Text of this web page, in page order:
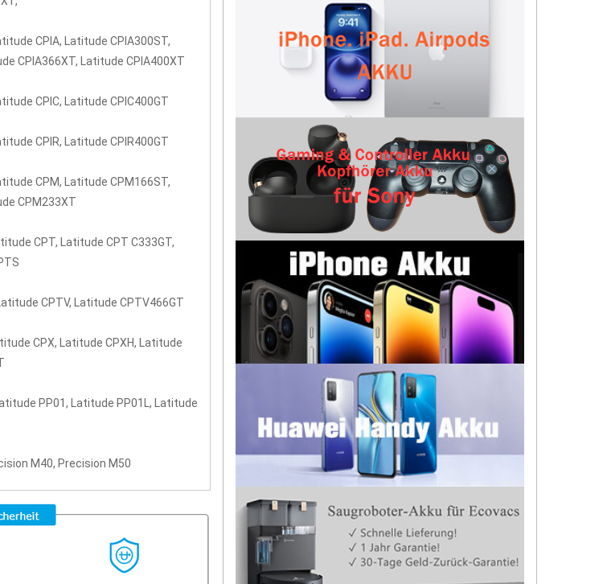
CPIA, Latitude CPIA300ST,
CPIA366XT, Latitude CPIA400XT
CPIC, Latitude CPIC400GT
CPIR, Latitude CPIR400GT
CPM, Latitude CPM166ST,
CPM233XT
CPT, Latitude CPT C333GT,
CPTV, Latitude CPTV466GT
CPX, Latitude CPXH, Latitude
PP01, Latitude PP01L, Latitude
M40, Precision M50